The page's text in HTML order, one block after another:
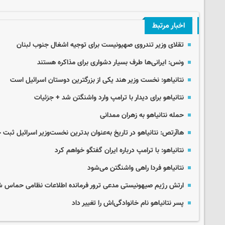
اخبار مرتبط
تقلای وزیر تندروی صهیونیست برای توجیه اشغال جنوب لبنان
ونس: ایرانی‌ها طرف بسیار دشواری برای مذاکره هستند
نتانیاهو: نخست وزیر هند یکی از بزرگترین دوستان اسرائیل است
نتانیاهو برای دیدار با ترامپ وارد واشنگتن شد + جزئیات
حمله نتانیاهو به زهران ممدانی
هاآرتص: نتانیاهو در تاریخ به‌عنوان بدترین نخست‌وزیر اسرائیل
نتانیاهو: با ترامپ درباره ایران گفتگو خواهم کرد
نتانیاهو فردا راهی واشنگتن می‌شود
ارتش رژیم صیهونیستی مدعی ترور فرمانده اطلاعات نظامی حماس
پسر نتانیاهو نام خانوادگی‌اش را تغییر داد